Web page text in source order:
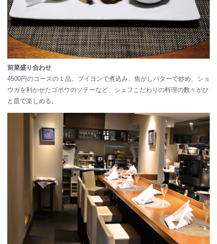
前菜盛り合わせ
4500円のコースの１品。ブイヨンで煮込み、焦がしバターで炒め、ショ
ウガを利かせたゴボウのソテーなど、シェフこだわりの料理の数々がひ
と皿で楽しめる。